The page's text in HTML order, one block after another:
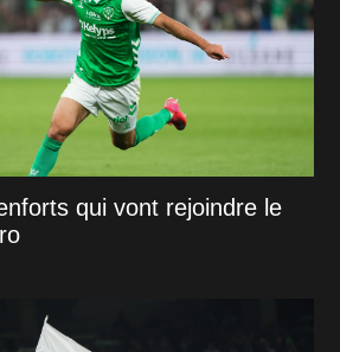
qui vont rejoindre le